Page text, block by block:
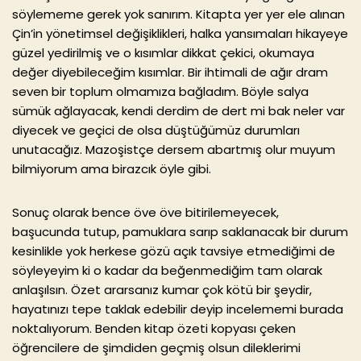
söylememe gerek yok sanırım. Kitapta yer yer ele alınan
Çin’in yönetimsel değişiklikleri, halka yansımaları hikayeye
güzel yedirilmiş ve o kısımlar dikkat çekici, okumaya
değer diyebileceğim kısımlar. Bir ihtimali de ağır dram
seven bir toplum olmamıza bağladım. Böyle salya
sümük ağlayacak, kendi derdim de dert mi bak neler var
diyecek ve geçici de olsa düştüğümüz durumları
unutacağız. Mazoşistçe dersem abartmış olur muyum
bilmiyorum ama birazcık öyle gibi.
Sonuç olarak bence öve öve bitirilemeyecek,
başucunda tutup, pamuklara sarıp saklanacak bir durum
kesinlikle yok herkese gözü açık tavsiye etmediğimi de
söyleyeyim ki o kadar da beğenmediğim tam olarak
anlaşılsın. Özet ararsanız kumar çok kötü bir şeydir,
hayatınızı tepe taklak edebilir deyip incelememi burada
noktalıyorum. Benden kitap özeti kopyası çeken
öğrencilere de şimdiden geçmiş olsun dileklerimi